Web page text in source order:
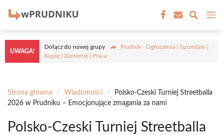
treści
UWAGA!
Dołącz do nowej grupy
Prudnik - Ogłoszenia | Sprzedam |
Kupię | Zamienię | Praca
Strona główna / Wiadomości /
Polsko-Czeski Turniej Streetballa
2026 w Prudniku – Emocjonujące zmagania za nami
Polsko-Czeski Turniej Streetballa